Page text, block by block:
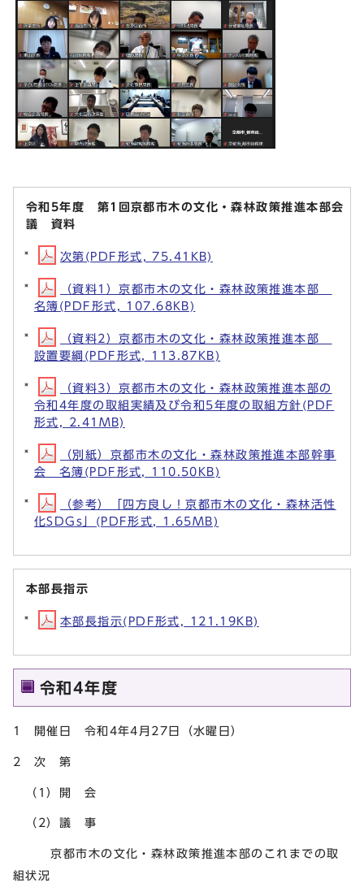
令和5年度 第1回京都市木の文化・森林政策推進本部会
議 資料
次第(PDF形式, 75.41KB)
（資料1）京都市木の文化・森林政策推進本部
名簿(PDF形式, 107.68KB)
（資料2）京都市木の文化・森林政策推進本部
設置要綱(PDF形式, 113.87KB)
（資料3）京都市木の文化・森林政策推進本部の
令和4年度の取組実績及び令和5年度の取組方針(PDF
形式, 2.41MB)
（別紙）京都市木の文化・森林政策推進本部幹事
会 名簿(PDF形式, 110.50KB)
（参考）「四方良し！京都市木の文化・森林活性
化SDGs」(PDF形式, 1.65MB)
本部長指示
本部長指示(PDF形式, 121.19KB)
令和4年度
1 開催日 令和4年4月27日（水曜日）
2 次 第
（1）開 会
（2）議 事
京都市木の文化・森林政策推進本部のこれまでの取
組状況